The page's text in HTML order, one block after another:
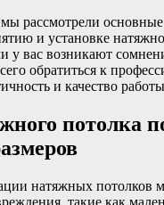
рассмотрели
и установке
у вас возникают
обратиться к
и качество
потолка
натяжных потолков
такие как